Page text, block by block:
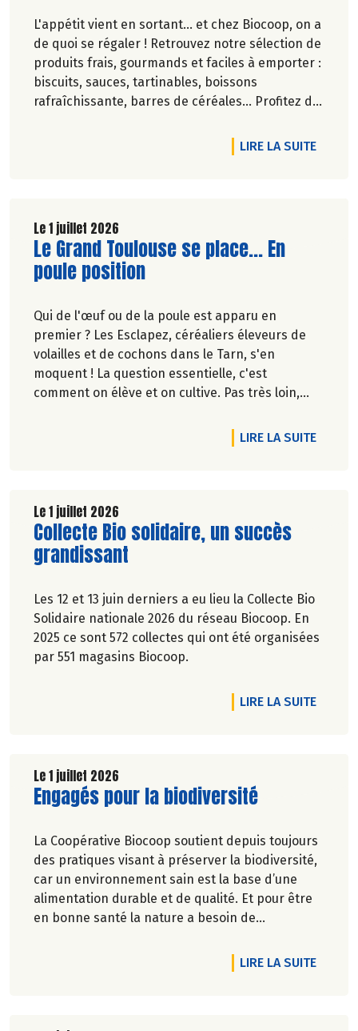
L'appétit vient en sortant... et chez Biocoop, on a
de quoi se régaler ! Retrouvez notre sélection de
produits frais, gourmands et faciles à emporter :
biscuits, sauces, tartinables, boissons
rafraîchissante, barres de céréales... Profitez de
LIRE LA SUITEDE
Le 1 juillet 2026
Lire la suite de l'article
Le Grand Toulouse se place... En
poule position
Qui de l'œuf ou de la poule est apparu en
premier ? Les Esclapez, céréaliers éleveurs de
volailles et de cochons dans le Tarn, s'en
moquent ! La question essentielle, c'est
comment on élève et on cultive. Pas très loin,
est en phase. Comme dans les 19 magasins
Biocoop du Grand Toulouse. Ceux-là et d'autres
territoire. Nous y étions à la fin de l'hiver. Suivez-
nous.
Pascale Solana.
LIRE LA SUITEDE
Le 1 juillet 2026
Lire la suite de l'article
Collecte Bio solidaire, un succès
grandissant
Les 12 et 13 juin derniers a eu lieu la Collecte Bio
Solidaire nationale 2026 du réseau Biocoop. En
2025 ce sont 572 collectes qui ont été organisées
par 551 magasins Biocoop.
LIRE LA SUITEDE
Le 1 juillet 2026
Lire la suite de l'article
Engagés pour la biodiversité
La Coopérative Biocoop soutient depuis toujours
des pratiques visant à préserver la biodiversité,
car un environnement sain est la base d’une
alimentation durable et de qualité. Et pour être
en bonne santé la nature a besoin de
LIRE LA SUITEDE